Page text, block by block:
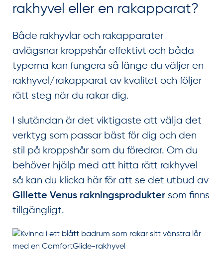
rakhyvel eller en rakapparat?
Både rakhyvlar och rakapparater
avlägsnar kroppshår effektivt och båda
typerna kan fungera så länge du väljer en
rakhyvel/rakapparat av kvalitet och följer
rätt steg när du rakar dig.
I slutändan är det viktigaste att välja det
verktyg som passar bäst för dig och den
stil på kroppshår som du föredrar. Om du
behöver hjälp med att hitta rätt rakhyvel
så kan du klicka här för att se det utbud av
Gillette Venus rakningsprodukter som finns
tillgängligt.